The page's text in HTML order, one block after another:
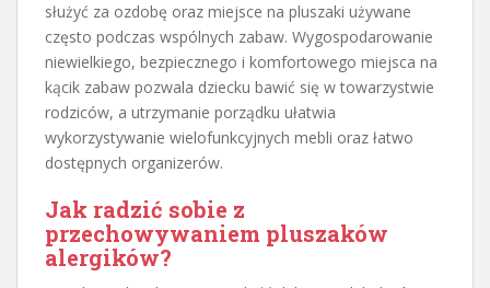
służyć za ozdobę oraz miejsce na pluszaki używane
często podczas wspólnych zabaw. Wygospodarowanie
niewielkiego, bezpiecznego i komfortowego miejsca na
kącik zabaw pozwala dziecku bawić się w towarzystwie
rodziców, a utrzymanie porządku ułatwia
wykorzystywanie wielofunkcyjnych mebli oraz łatwo
dostępnych organizerów.
Jak radzić sobie z
przechowywaniem pluszaków
alergików?